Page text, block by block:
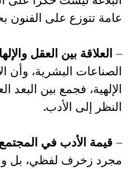
عامة تتوزع على الفنون
– العلاقة بين العقل
الصناعات البشرية، وأن
الإلهية، فجمع بين البعد
النظر إلى الأدب.
– قيمة الأدب في المجتمع
مجرد زخرف لفظي، بل